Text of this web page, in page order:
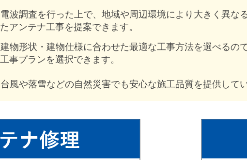
電波調査を行った上で、地域や周辺環境により大きく異な
たアンテナ工事を提案できます。
建物形状・建物仕様に合わせた最適な工事方法を選べるの
工事プランを選択できます。
台風や落雪などの自然災害でも安心な施工品質を提供してい